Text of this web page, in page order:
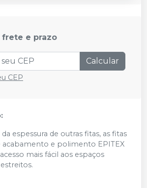
frete e prazo
Calcular
CEP
espessura de outras fitas, as fitas
acabamento e polimento EPITEX
mais fácil aos espaços